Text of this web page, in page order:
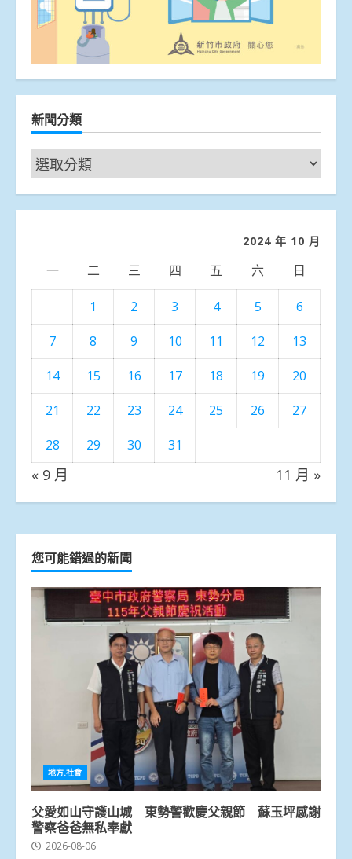
新聞分類
新
聞
分
2024 年 10 月
一 二 三 四 五 六 日
1 2 3 4 5
6
7
8 9 10 11 12
13
14
15 16 17 18 19
20
21
22 23 24 25 26
27
28
29 30 31
« 9 月 11 月 »
您可能錯過的新聞
地方.社會
父愛如山守護山城 東勢警歡慶父親節 蘇玉坪感謝
警察爸爸無私奉獻
2026-08-06